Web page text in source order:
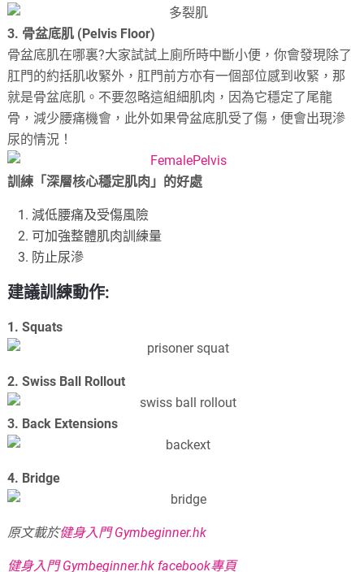
3. 骨盆底肌 (Pelvis Floor)
骨盆底肌在哪裏?大家試試上廁所時中斷小便，你會發現除了
肛門的約括肌收緊外，肛門前方亦有一個部位感到收緊，那
就是骨盆底肌。不要忽略這組細肌肉，因為它穩定了尾龍
骨，減少腰痛機會，此外如果骨盆底肌受了傷，便會出現滲
尿的情況！
訓練「深層核心穩定肌肉」的好處
減低腰痛及受傷風險
可加強整體肌肉訓練量
防止尿滲
建議訓練動作:
1. Squats
2. Swiss Ball Rollout
3. Back Extensions
4. Bridge
原文載於健身入門 Gymbeginner.hk
健身入門 Gymbeginner.hk facebook專頁